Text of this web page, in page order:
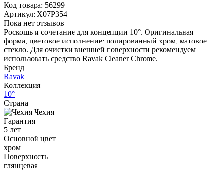
Код товара: 56299
Артикул: X07P354
Пока нет отзывов
Роскошь и сочетание для концепции 10°. Оригинальная
форма, цветовое исполнение: полированный хром, матовое
стекло. Для очистки внешней поверхности рекомендуем
использовать средство Ravak Cleaner Chrome.
Бренд
Ravak
Коллекция
10°
Страна
Чехия
Гарантия
5 лет
Основной цвет
хром
Поверхность
глянцевая